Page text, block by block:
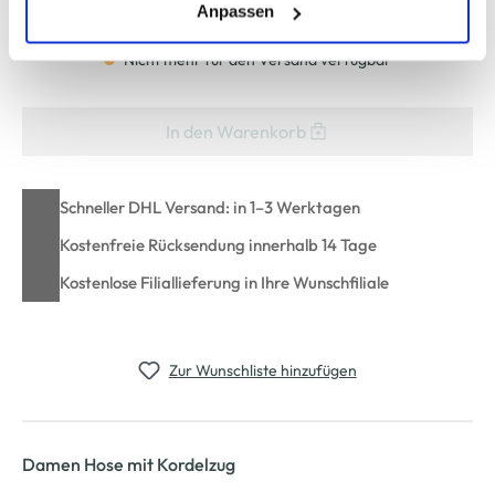
(einschließlich der Möglichkeit, die Einwilligungserklärung
zu ändern oder zu widerrufen) erfahren Sie in unserem
Cookie-Hinweisbzw. derDatenschutzerklärung.
Anpassen
Nicht mehr für den Versand verfügbar
In den Warenkorb
Schneller DHL Versand: in 1–3 Werktagen
Kostenfreie Rücksendung innerhalb 14 Tage
Kostenlose Filiallieferung in Ihre Wunschfiliale
Zur Wunschliste hinzufügen
Damen Hose mit Kordelzug